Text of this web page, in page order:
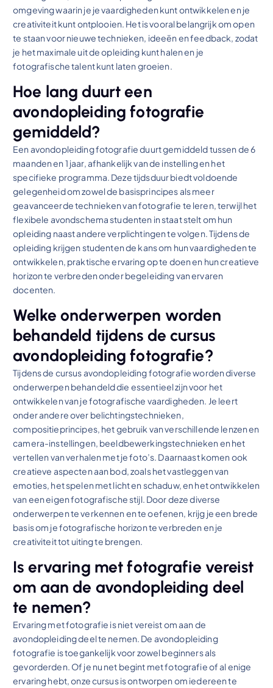
omgeving waarin je je vaardigheden kunt ontwikkelen en je
creativiteit kunt ontplooien. Het is vooral belangrijk om open
te staan voor nieuwe technieken, ideeën en feedback, zodat
je het maximale uit de opleiding kunt halen en je
fotografische talent kunt laten groeien.
Hoe lang duurt een
avondopleiding fotografie
gemiddeld?
Een avondopleiding fotografie duurt gemiddeld tussen de 6
maanden en 1 jaar, afhankelijk van de instelling en het
specifieke programma. Deze tijdsduur biedt voldoende
gelegenheid om zowel de basisprincipes als meer
geavanceerde technieken van fotografie te leren, terwijl het
flexibele avondschema studenten in staat stelt om hun
opleiding naast andere verplichtingen te volgen. Tijdens de
opleiding krijgen studenten de kans om hun vaardigheden te
ontwikkelen, praktische ervaring op te doen en hun creatieve
horizon te verbreden onder begeleiding van ervaren
docenten.
Welke onderwerpen worden
behandeld tijdens de cursus
avondopleiding fotografie?
Tijdens de cursus avondopleiding fotografie worden diverse
onderwerpen behandeld die essentieel zijn voor het
ontwikkelen van je fotografische vaardigheden. Je leert
onder andere over belichtingstechnieken,
compositieprincipes, het gebruik van verschillende lenzen en
camera-instellingen, beeldbewerkingstechnieken en het
vertellen van verhalen met je foto’s. Daarnaast komen ook
creatieve aspecten aan bod, zoals het vastleggen van
emoties, het spelen met licht en schaduw, en het ontwikkelen
van een eigen fotografische stijl. Door deze diverse
onderwerpen te verkennen en te oefenen, krijg je een brede
basis om je fotografische horizon te verbreden en je
creativiteit tot uiting te brengen.
Is ervaring met fotografie vereist
om aan de avondopleiding deel
te nemen?
Ervaring met fotografie is niet vereist om aan de
avondopleiding deel te nemen. De avondopleiding
fotografie is toegankelijk voor zowel beginners als
gevorderden. Of je nu net begint met fotografie of al enige
ervaring hebt, onze cursus is ontworpen om iedereen te